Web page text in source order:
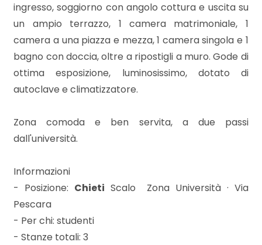
ingresso, soggiorno con angolo cottura e uscita su
un ampio terrazzo, 1 camera matrimoniale, 1
camera a una piazza e mezza, 1 camera singola e 1
bagno con doccia, oltre a ripostigli a muro. Gode di
ottima esposizione, luminosissimo, dotato di
autoclave e climatizzatore.
Zona comoda e ben servita, a due passi
dall'università.
Informazioni
- Posizione: Chieti Scalo  Zona Università · Via
Pescara
- Per chi: studenti
- Stanze totali: 3
Locali
3